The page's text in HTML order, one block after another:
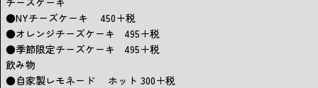
●NYチーズケーキ 450＋税
●オレンジチーズケーキ 495＋税
●季節限定チーズケーキ 495＋税
飲み物
●自家製レモネード ホット 300＋税